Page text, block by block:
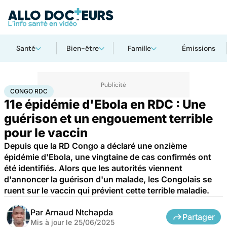
Santé Bien-être Famille Émissions
AccueilSantéMaladies Maladies infectieuses
CONGO RDC
11e épidémie d'Ebola en RDC : Une
guérison et un engouement terrible
pour le vaccin
Depuis que la RD Congo a déclaré une onzième
épidémie d'Ebola, une vingtaine de cas confirmés ont
été identifiés. Alors que les autorités viennent
d'annoncer la guérison d'un malade, les Congolais se
ruent sur le vaccin qui prévient cette terrible maladie.
Par Arnaud Ntchapda
Mis à jour le 25/06/2025
Partager